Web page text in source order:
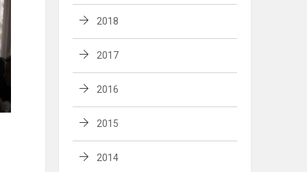
2018
2017
2016
2015
2014